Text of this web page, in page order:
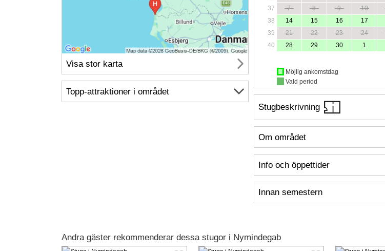
37
7 8 9 10
38
14 15 16 17
39
21 22 23 24
40
28 29 30 1
Möjlig ankomstdag
Vald period
Stugbeskrivning
Om området
Info och öppettider
Innan semestern
Visa stor karta
Topp-attraktioner i området
Andra gäster rekommenderar dessa stugor i Nymindegab